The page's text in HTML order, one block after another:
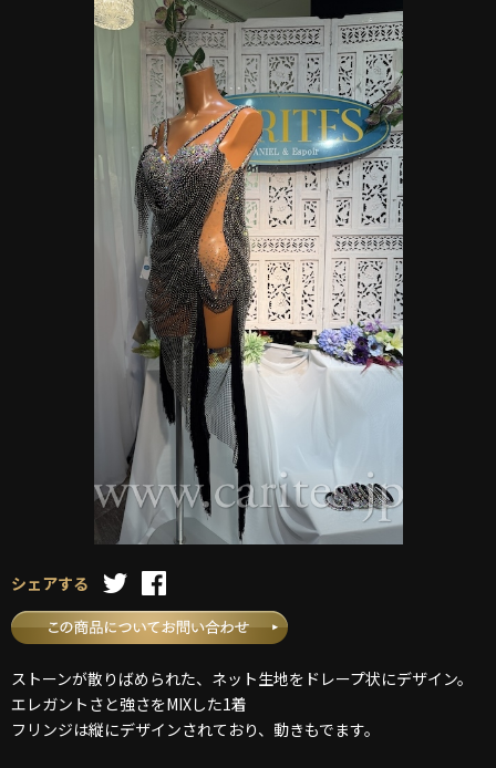
シェアする
ストーンが散りばめられた、ネット生地をドレープ状にデザイン。
エレガントさと強さをMIXした1着
フリンジは縦にデザインされており、動きもでます。